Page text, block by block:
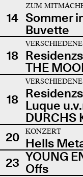
14
ZUM
Sommer
Buvette
18
THE
18 Luque
DURCHS
20
KONZERT
Hells
23 YOUNG
Offs